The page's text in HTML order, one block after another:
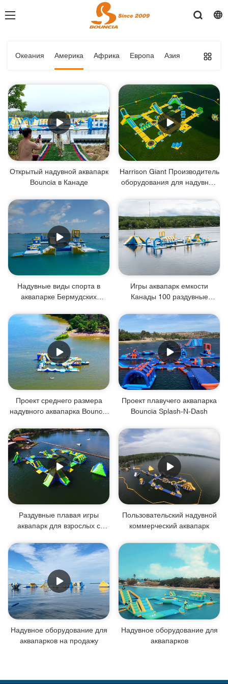
Океания Америка Африка Европа Азия
Открытый надувной аквапарк
Bouncia в Канаде
Harrison Giant Производитель
оборудования для надувных
Надувные виды спорта в
аквапарке Бермудских
Игры аквапарк емкости
Канады 100 раздувные
аттестацией ТУВ
Проект среднего размера
надувного аквапарка Bouncia
Проект плавучего аквапарка
Bouncia Splash-N-Dash
Раздувные плавая игры
аквапарк для взрослых с
Пользовательский надувной
коммерческий аквапарк
Надувное оборудование для
аквапарков на продажу
Надувное оборудование для
аквапарков